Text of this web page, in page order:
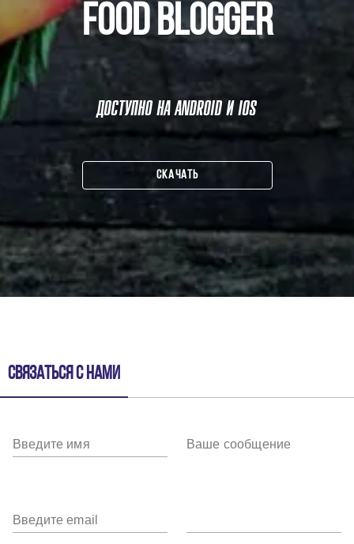
FOOD BLOGGER
ДОСТУПНО НА ANDROID И IOS
СКАЧАТЬ
Связаться с нами
Введите имя
Введите email
Ваше сообщение